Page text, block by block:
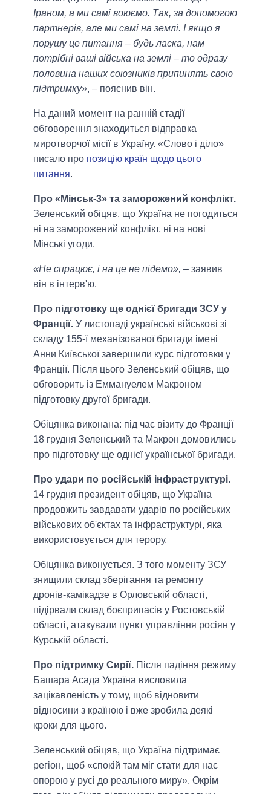
Іраном, а ми самі воюємо. Так, за допомогою
партнерів, але ми самі на землі. І якщо я
порушу це питання – будь ласка, нам
потрібні ваші війська на землі – то одразу
половина наших союзників припинять свою
підтримку», – пояснив він.
На даний момент на ранній стадії
обговорення знаходиться відправка
миротворчої місії в Україну. «Слово і діло»
писало про позицію країн щодо цього
питання.
Про «Мінськ-3» та заморожений конфлікт.
Зеленський обіцяв, що Україна не погодиться
ні на заморожений конфлікт, ні на нові
Мінські угоди.
«Не спрацює, і на це не підемо», – заявив
він в інтерв'ю.
Про підготовку ще однієї бригади ЗСУ у
Франції. У листопаді українські військові зі
складу 155-ї механізованої бригади імені
Анни Київської завершили курс підготовки у
Франції. Після цього Зеленський обіцяв, що
обговорить із Еммануелем Макроном
підготовку другої бригади.
Обіцянка виконана: під час візиту до Франції
18 грудня Зеленський та Макрон домовились
про підготовку ще однієї української бригади.
Про удари по російській інфраструктурі.
14 грудня президент обіцяв, що Україна
продовжить завдавати ударів по російських
військових об'єктах та інфраструктурі, яка
використовується для терору.
Обіцянка виконується. З того моменту ЗСУ
знищили склад зберігання та ремонту
дронів-камікадзе в Орловській області,
підірвали склад боєприпасів у Ростовській
області, атакували пункт управління росіян у
Курській області.
Про підтримку Сирії. Після падіння режиму
Башара Асада Україна висловила
зацікавленість у тому, щоб відновити
відносини з країною і вже зробила деякі
кроки для цього.
Зеленський обіцяв, що Україна підтримає
регіон, щоб «спокій там міг стати для нас
опорою у русі до реального миру». Окрім